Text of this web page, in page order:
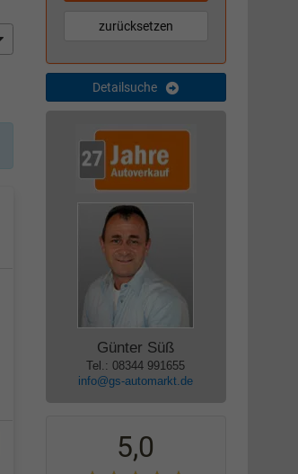
zurücksetzen
Detailsuche
Günter Süß
Tel.: 08344 991655
info@gs-automarkt.de
5,0